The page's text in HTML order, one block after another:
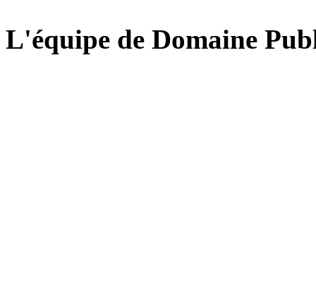
L'équipe de Domaine